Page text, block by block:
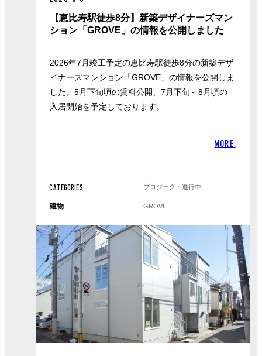
【恵比寿駅徒歩8分】新築デザイナーズマン
ション「GROVE」の情報を公開しました
2026年7月竣工予定の恵比寿駅徒歩8分の新築デザ
イナーズマンション「GROVE」の情報を公開しま
した。5月下旬頃の賃料公開、7月下旬～8月頃の
入居開始を予定しております。
MORE
CATEGORIES プロジェクト進行中
建物 GROVE